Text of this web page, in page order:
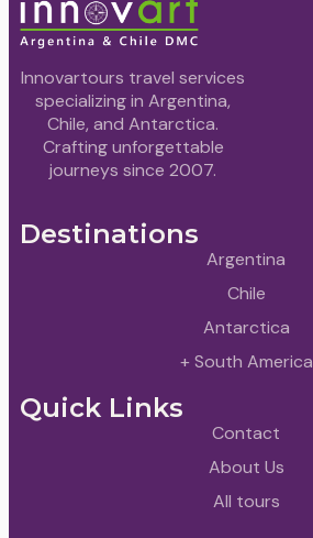
Innovartours travel services
specializing in Argentina,
Chile, and Antarctica.
Crafting unforgettable
journeys since 2007.
Destinations
Argentina
Chile
Antarctica
+ South America
Quick Links
Contact
About Us
All tours